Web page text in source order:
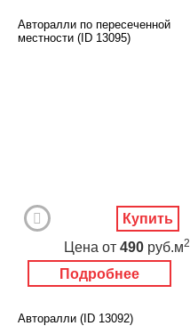
Авторалли по пересеченной
местности (ID 13095)
Подробнее
Цена от 490 руб.м2
Купить
Авторалли (ID 13092)